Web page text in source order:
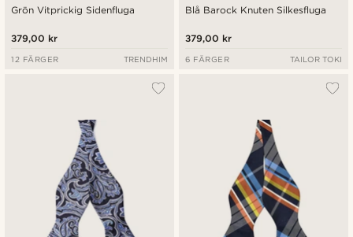
Grön Vitprickig Sidenfluga
379,00 kr
12 FÄRGER TRENDHIM
Blå Barock Knuten Silkesfluga
379,00 kr
6 FÄRGER TAILOR TOKI